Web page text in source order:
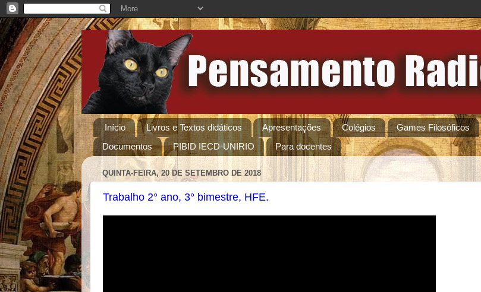
Início Livros e Textos didáticos Apresentações Colégios Games Filosóficos
Documentos
PIBID IECD-UNIRIO Para docentes
QUINTA-FEIRA, 20 DE SETEMBRO DE 2018
Trabalho 2° ano, 3° bimestre, HFE.